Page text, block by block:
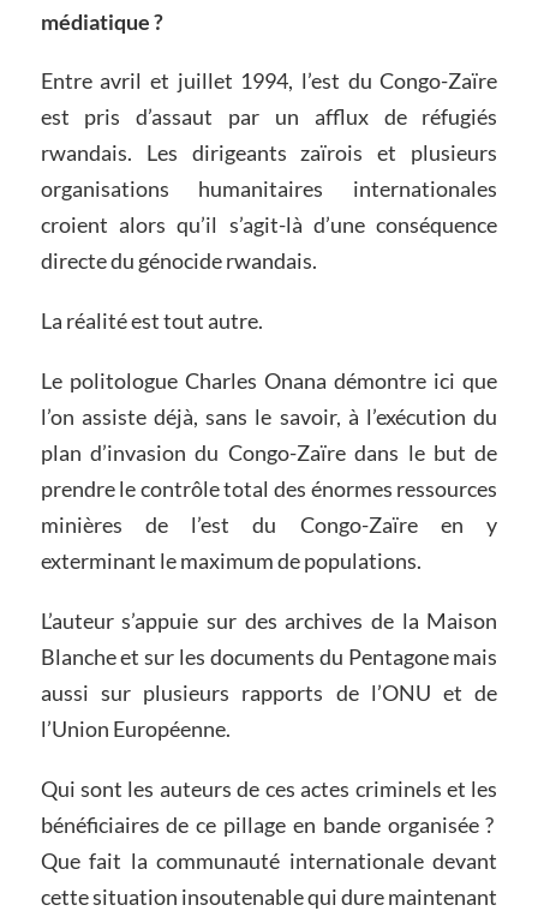
médiatique ?
Entre avril et juillet 1994, l’est du Congo-Zaïre
est pris d’assaut par un afflux de réfugiés
rwandais. Les dirigeants zaïrois et plusieurs
organisations humanitaires internationales
croient alors qu’il s’agit-là d’une conséquence
directe du génocide rwandais.
La réalité est tout autre.
Le politologue Charles Onana démontre ici que
l’on assiste déjà, sans le savoir, à l’exécution du
plan d’invasion du Congo-Zaïre dans le but de
prendre le contrôle total des énormes ressources
minières de l’est du Congo-Zaïre en y
exterminant le maximum de populations.
L’auteur s’appuie sur des archives de la Maison
Blanche et sur les documents du Pentagone mais
aussi sur plusieurs rapports de l’ONU et de
l’Union Européenne.
Qui sont les auteurs de ces actes criminels et les
bénéficiaires de ce pillage en bande organisée ?
Que fait la communauté internationale devant
cette situation insoutenable qui dure maintenant